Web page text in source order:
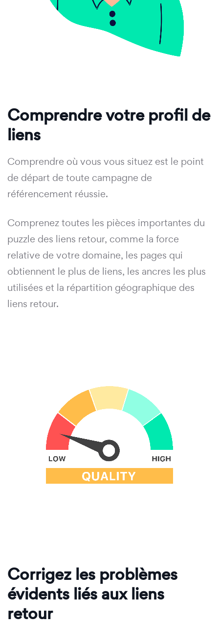
Comprendre votre profil de
liens
Comprendre où vous vous situez est le point
de départ de toute campagne de
référencement réussie.
Comprenez toutes les pièces importantes du
puzzle des liens retour, comme la force
relative de votre domaine, les pages qui
obtiennent le plus de liens, les ancres les plus
utilisées et la répartition géographique des
liens retour.
Corrigez les problèmes
évidents liés aux liens
retour